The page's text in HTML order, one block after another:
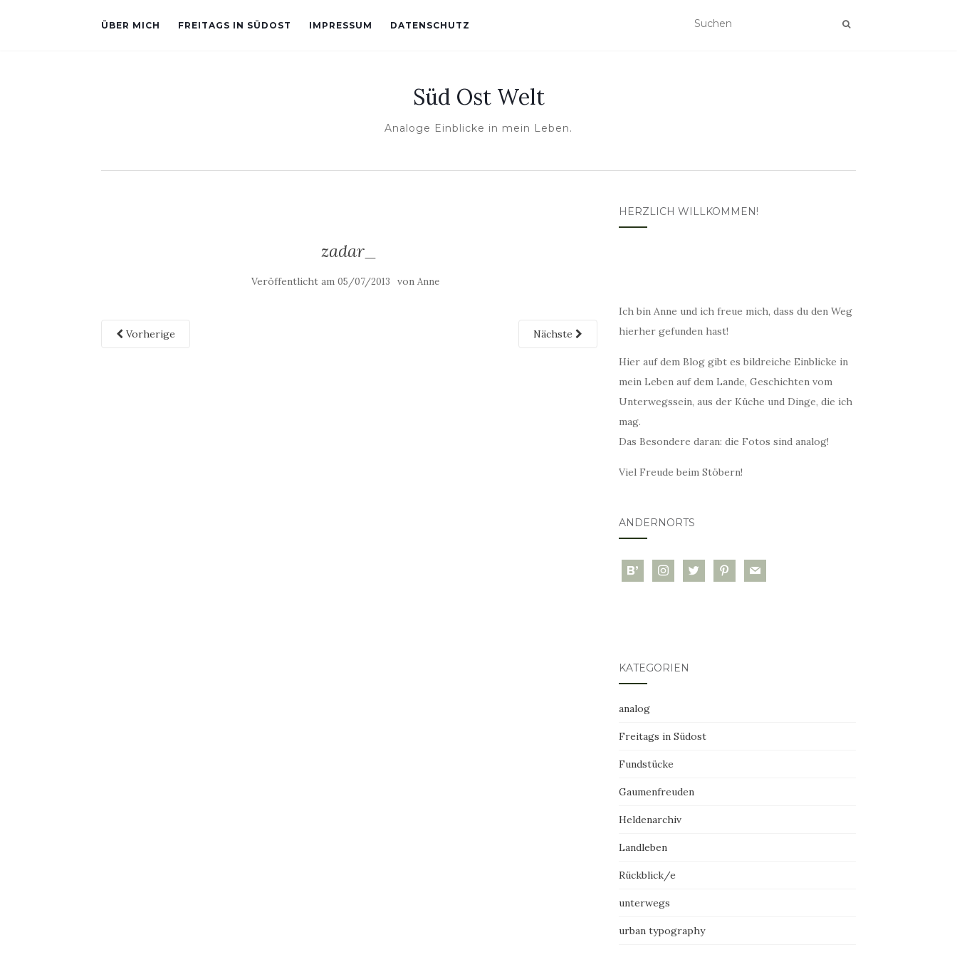
ÜBER MICH FREITAGS IN SÜDOST IMPRESSUM DATENSCHUTZ
Süd Ost Welt
Analoge Einblicke in mein Leben.
zadar_
Veröffentlicht am05/07/2013 vonAnne
Vorherige Nächste
HERZLICH WILLKOMMEN!
Ich bin Anne und ich freue mich, dass du den Weg
hierher gefunden hast!
Hier auf dem Blog gibt es bildreiche Einblicke in
mein Leben auf dem Lande, Geschichten vom
Unterwegssein, aus der Küche und Dinge, die ich
mag.
Das Besondere daran: die Fotos sind analog!
Viel Freude beim Stöbern!
ANDERNORTS
bloglovininstagramtwitter pinterest
mail
KATEGORIEN
analog
Freitags in Südost
Fundstücke
Gaumenfreuden
Heldenarchiv
Landleben
Rückblick/e
unterwegs
urban typography